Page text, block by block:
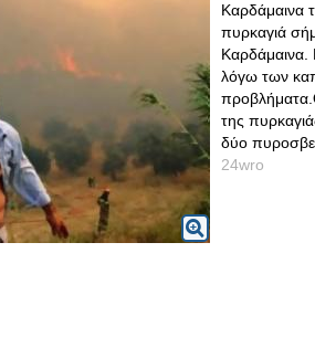
Καρδάμαινα
πυρκαγιά
Καρδάμαινα.
λόγω των
της
δύο
24wro